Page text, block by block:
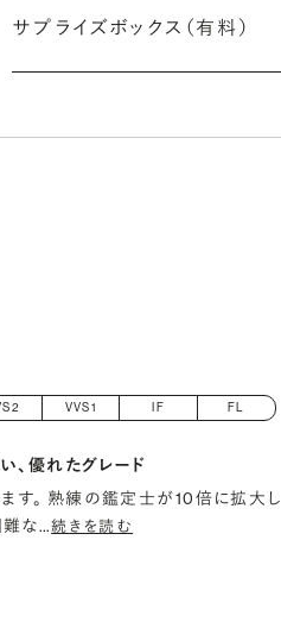
(長さx幅×深さ)
サプライズボックス（有料）
VVS1 IF FL
、優れたグレード
す。 熟練の鑑定士が10倍に拡大し
な…続きを読む